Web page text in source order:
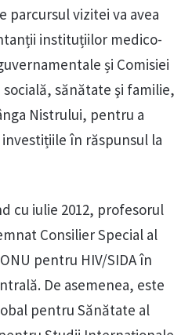
parcursul vizitei va avea
instituțiilor medico-
și Comisiei
sănătate şi familie,
Nistrului, pentru a
în răspunsul la
cu iulie 2012, profesorul
Consilier Special al
pentru HIV/SIDA în
De asemenea, este
pentru Sănătate al